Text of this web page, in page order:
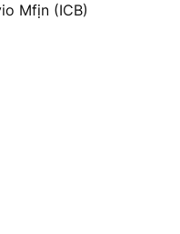
Mfịn (ICB)